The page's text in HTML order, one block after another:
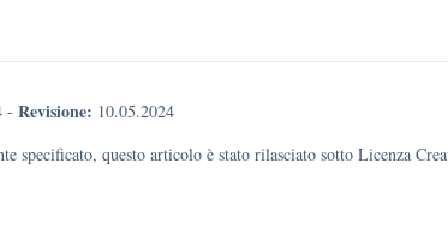
- Revisione: 10.05.2024
specificato, questo articolo è stato rilasciato sotto Licenza